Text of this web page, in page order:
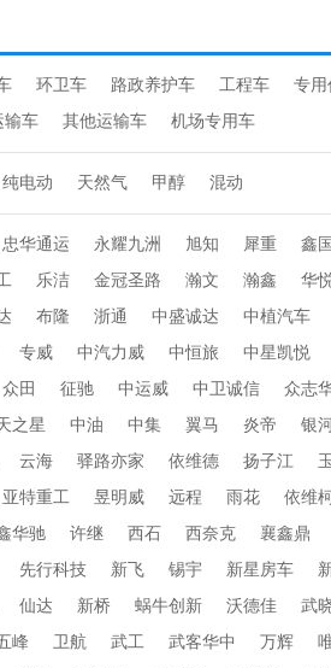
环卫车 路政养护车 工程车 专用
输车 其他运输车 机场专用车
纯电动 天然气 甲醇 混动
忠华通运 永耀九洲 旭知 犀重 鑫
乐洁 金冠圣路 瀚文 瀚鑫 华
布隆 浙通 中盛诚达 中植汽车
专威 中汽力威 中恒旅 中星凯悦
众田 征驰 中运威 中卫诚信 众志
之星 中油 中集 翼马 炎帝 银
云海 驿路亦家 依维德 扬子江
亚特重工 昱明威 远程 雨花 依维
华驰 许继 西石 西奈克 襄鑫鼎
先行科技 新飞 锡宇 新星房车
仙达 新桥 蜗牛创新 沃德佳 武
峰 卫航 武工 武客华中 万辉